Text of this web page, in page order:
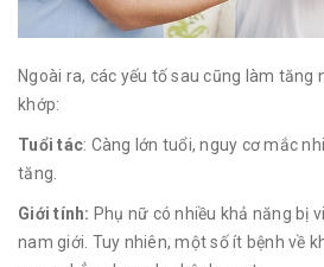
Ngoài ra, các yếu tố sau cũng làm tăng
khớp:
Tuổi tác: Càng lớn tuổi, nguy cơ mắc
tăng.
Giới tính: Phụ nữ có nhiều khả năng bị
nam giới. Tuy nhiên, một số ít bệnh về